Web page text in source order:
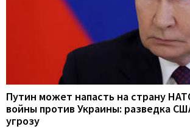
Путин может напасть на страну
войны против Украины: разведка
угрозу